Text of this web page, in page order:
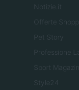
Notizie.it
Offerte
Pet Story
Professione
Sport Magazine
Style24